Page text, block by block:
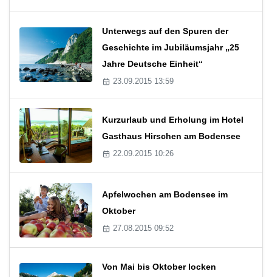
Unterwegs auf den Spuren der
Geschichte im Jubiläumsjahr „25
Jahre Deutsche Einheit“
23.09.2015 13:59
Kurzurlaub und Erholung im Hotel
Gasthaus Hirschen am Bodensee
22.09.2015 10:26
Apfelwochen am Bodensee im
Oktober
27.08.2015 09:52
Von Mai bis Oktober locken